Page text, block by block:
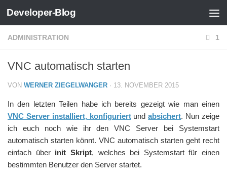
Zum Inhalt springen
Developer-Blog
ADMINISTRATION 1
VNC automatisch starten
VON WERNER ZIEGELWANGER · 13. NOVEMBER 2015
In den letzten Teilen habe ich bereits gezeigt wie man einen
VNC Server installiert, konfiguriertundabsichert. Nun zeige
ich euch noch wie ihr den VNC Server bei Systemstart
automatisch starten könnt. VNC automatisch starten geht recht
einfach überinit Skript, welches bei Systemstart für einen
bestimmten Benutzer den Server startet.